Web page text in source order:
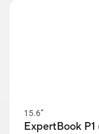
15.6”
ExpertBook P1